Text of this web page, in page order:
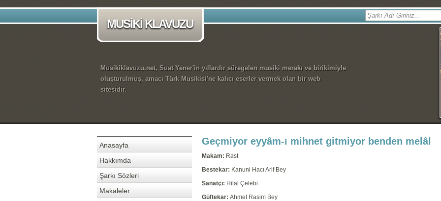
MUSİKİ KLAVUZU
Musikiklavuzu.net, Suat Yener'in yıllardır süregelen musiki merakı ve birikimiyle
oluşturulmuş, amacı Türk Musikisi'ne kalıcı eserler vermek olan bir web
sitesidir.
Anasayfa
Hakkımda
Şarkı Sözleri
Makaleler
Geçmiyor eyyâm-ı mihnet gitmiyor benden melâl
Makam: Rast
Bestekar: Kanuni Hacı Arif Bey
Sanatçı: Hilal Çelebi
Güftekar: Ahmet Rasim Bey